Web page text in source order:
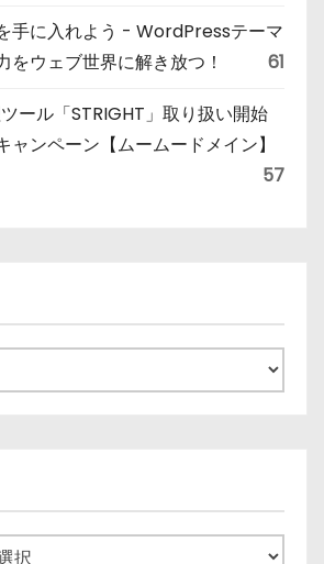
手に入れよう - WordPressテーマ
をウェブ世界に解き放つ！
61
ール「STRIGHT」取り扱い開始
ャンペーン【ムームードメイン】
57